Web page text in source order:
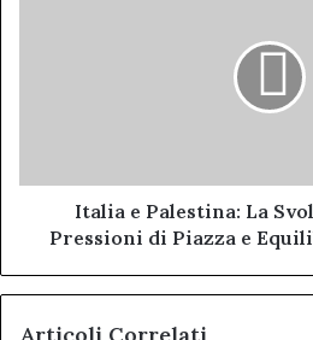
Pressioni
Piazza
Italia e Palestina: La
Pressioni di Piazza e